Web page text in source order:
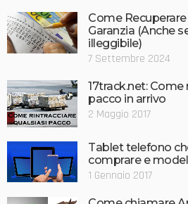
Come
Garanzia (Anche
illeggibile)
7 Settembre 2024
17track.net:
pacco in arrivo
2 Maggio 2017
Tablet telefono
comprare e
1 Gennaio 2017